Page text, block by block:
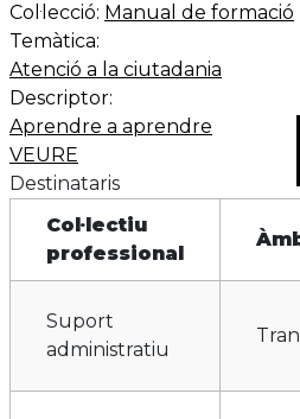
Col·lecció: Manual de formació
Temàtica:
Atenció a la ciutadania
Descriptor:
Aprendre a aprendre
VEURE
Destinataris
Col·lectiu
professional
Suport
administratiu